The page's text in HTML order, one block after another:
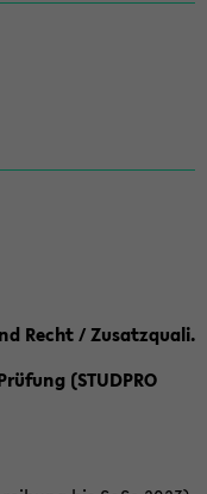
Recht / Zusatzquali.
(STUDPRO